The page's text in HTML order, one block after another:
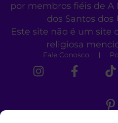
por membros fiéis de A
dos Santos dos
Este site não é um site
religiosa
Fale Conosco